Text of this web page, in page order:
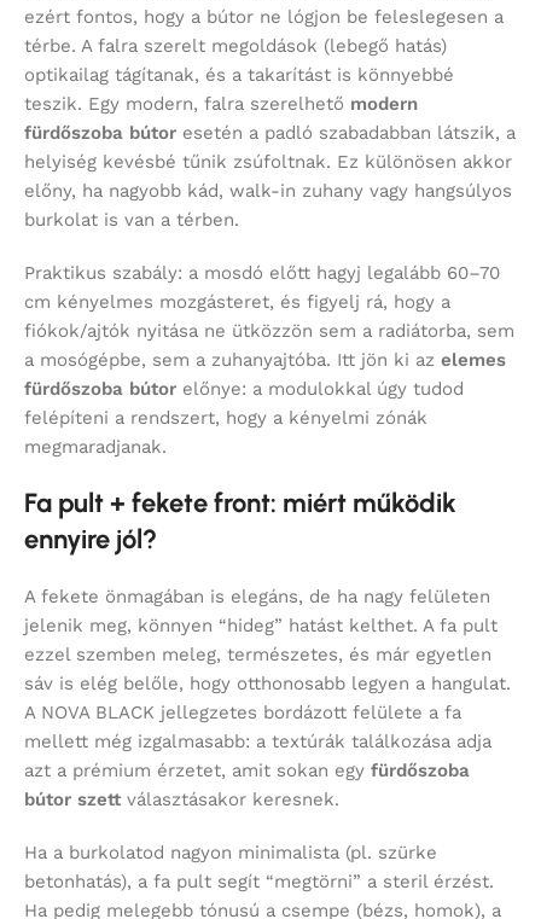
ezért fontos, hogy a bútor ne lógjon be feleslegesen a
térbe. A falra szerelt megoldások (lebegő hatás)
optikailag tágítanak, és a takarítást is könnyebbé
teszik. Egy modern, falra szerelhető modern
fürdőszoba bútor esetén a padló szabadabban látszik, a
helyiség kevésbé tűnik zsúfoltnak. Ez különösen akkor
előny, ha nagyobb kád, walk-in zuhany vagy hangsúlyos
burkolat is van a térben.
Praktikus szabály: a mosdó előtt hagyj legalább 60–70
cm kényelmes mozgásteret, és figyelj rá, hogy a
fiókok/ajtók nyitása ne ütközzön sem a radiátorba, sem
a mosógépbe, sem a zuhanyajtóba. Itt jön ki az elemes
fürdőszoba bútor előnye: a modulokkal úgy tudod
felépíteni a rendszert, hogy a kényelmi zónák
megmaradjanak.
Fa pult + fekete front: miért működik
ennyire jól?
A fekete önmagában is elegáns, de ha nagy felületen
jelenik meg, könnyen “hideg” hatást kelthet. A fa pult
ezzel szemben meleg, természetes, és már egyetlen
sáv is elég belőle, hogy otthonosabb legyen a hangulat.
A NOVA BLACK jellegzetes bordázott felülete a fa
mellett még izgalmasabb: a textúrák találkozása adja
azt a prémium érzetet, amit sokan egy fürdőszoba
bútor szett választásakor keresnek.
Ha a burkolatod nagyon minimalista (pl. szürke
betonhatás), a fa pult segít “megtörni” a steril érzést.
Ha pedig melegebb tónusú a csempe (bézs, homok), a